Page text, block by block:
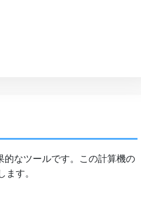
的なツールです。この計算機の
す。